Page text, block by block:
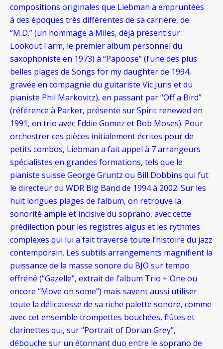
compositions originales que Liebman a empruntées
à des époques très différentes de sa carrière, de
“M.D.” (un hommage à Miles, déjà présent sur
Lookout Farm, le premier album personnel du
saxophoniste en 1973) à “Papoose” (l’une des plus
belles plages de Songs for my daughter de 1994,
gravée en compagnie du guitariste Vic Juris et du
pianiste Phil Markovitz), en passant par “Off a Bird”
(référence à Parker, présente sur Spirit renewed en
1991, en trio avec Eddie Gomez et Bob Moses). Pour
orchestrer ces pièces initialement écrites pour de
petits combos, Liebman a fait appel à 7 arrangeurs
spécialistes en grandes formations, tels que le
pianiste suisse George Gruntz ou Bill Dobbins qui fut
le directeur du WDR Big Band de 1994 à 2002. Sur les
huit longues plages de l’album, on retrouve la
sonorité ample et incisive du soprano, avec cette
prédilection pour les registres aigus et les rythmes
complexes qui lui a fait traversé toute l’histoire du jazz
contemporain. Les subtils arrangements magnifient la
puissance de la masse sonore du BJO sur tempo
effréné (“Gazelle”, extrait de l’album Trio + One ou
encore “Move on some”) mais savent aussi utiliser
toute la délicatesse de sa riche palette sonore, comme
avec cet ensemble trompettes bouchées, flûtes et
clarinettes qui, sur “Portrait of Dorian Grey”,
débouche sur un étonnant duo entre le soprano de